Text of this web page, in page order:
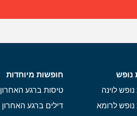
נופש
לוינה
נופש לרומא
חופשות מיוחדות
טיסות ברגע האחרון
דילים ברגע האחרון